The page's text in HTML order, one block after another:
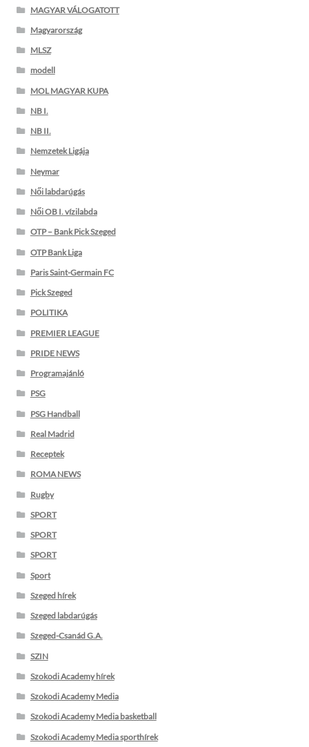
MAGYAR VÁLOGATOTT
Magyarország
MLSZ
modell
MOL MAGYAR KUPA
NB I.
NB II.
Nemzetek Ligája
Neymar
Női labdarúgás
Női OB I. vízilabda
OTP – Bank Pick Szeged
OTP Bank Liga
Paris Saint-Germain FC
Pick Szeged
POLITIKA
PREMIER LEAGUE
PRIDE NEWS
Programajánló
PSG
PSG Handball
Real Madrid
Receptek
ROMA NEWS
Rugby
SPORT
SPORT
SPORT
Sport
Szeged hírek
Szeged labdarúgás
Szeged-Csanád G.A.
SZIN
Szokodi Academy hírek
Szokodi Academy Media
Szokodi Academy Media basketball
Szokodi Academy Media sporthírek